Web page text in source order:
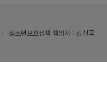
청소년보호정책 책임자 : 강신국